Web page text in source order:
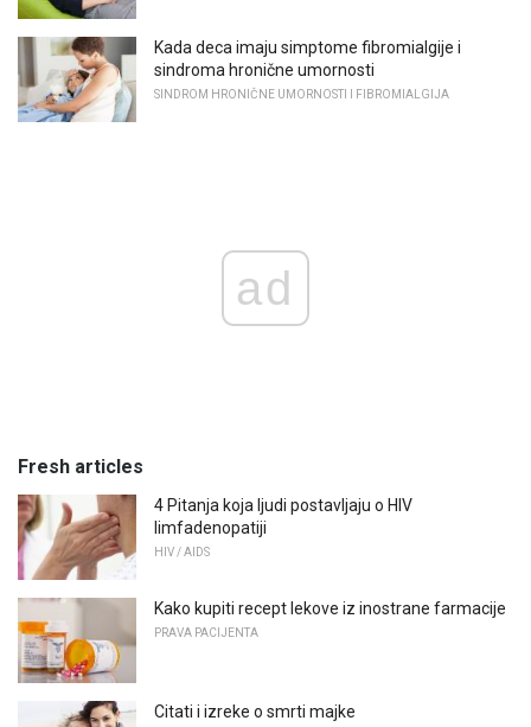
Kada deca imaju simptome fibromialgije i
sindroma hronične umornosti
SINDROM HRONIČNE UMORNOSTI I FIBROMIALGIJA
ad
Fresh articles
4 Pitanja koja ljudi postavljaju o HIV
limfadenopatiji
HIV / AIDS
Kako kupiti recept lekove iz inostrane farmacije
PRAVA PACIJENTA
Citati i izreke o smrti majke